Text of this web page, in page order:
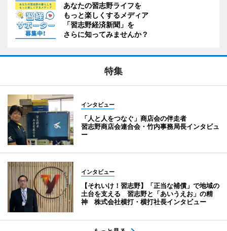
あなたの習志野ライフを
もっと楽しくするメディア
「習志野経済新聞」を
さらに知ってみませんか？
特集
インタビュー
「人と人をつなぐ」商店会の伴走者
習志野商店会連合会・竹内事務局長インタビュ
ー
インタビュー
【それいけ！習志野】「正当な補償」で地域の
土台を支える 習志野と「あいうえお」の精
神 株式会社横打・横打社長インタビュー